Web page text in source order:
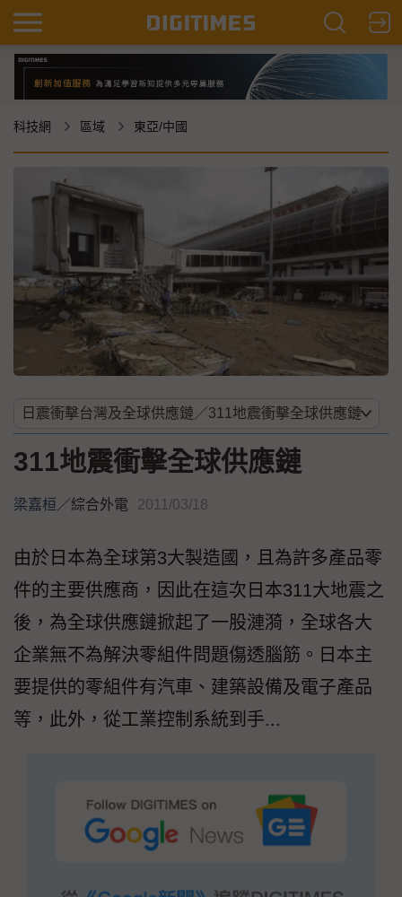
科技網 區域 東亞/中國
311地震衝擊全球供應鏈
梁嘉桓 ／綜合外電 2011/03/18
由於日本為全球第3大製造國，且為許多產品零
件的主要供應商，因此在這次日本311大地震之
後，為全球供應鏈掀起了一股漣漪，全球各大
企業無不為解決零組件問題傷透腦筋。日本主
要提供的零組件有汽車、建築設備及電子產品
等，此外，從工業控制系統到手...